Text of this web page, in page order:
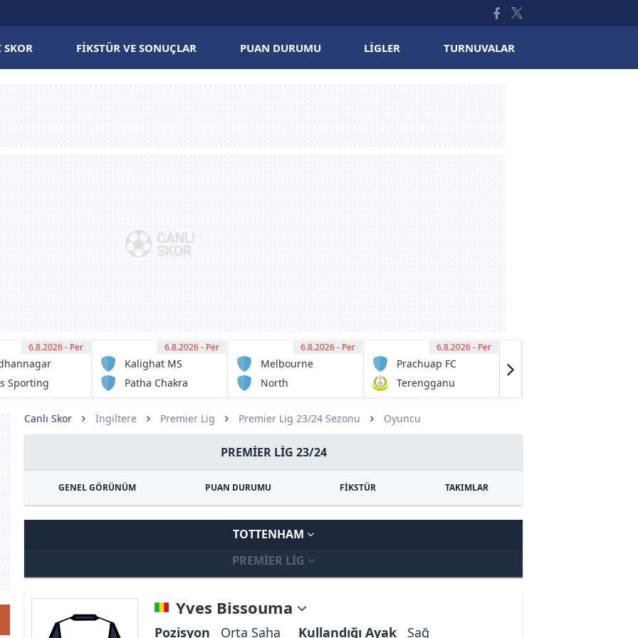
SKOR FIKSTÜR VE SONUÇLAR PUAN DURUMU LIGLER TURNUVALAR
12:30
6.8.2026 - Per
Sporting
12:30
6.8.2026 - Per
Kalighat MS
Patha Chakra
13:00
6.8.2026 - Per
Melbourne
Victory FC
North
Eagles FC
13:00
6.8.2026 - Per
Prachuap FC
Terengganu
Canlı Skor İngiltere Premier Lig Premier Lig 23/24 Sezonu Oyuncu
PREMIER LIG 23/24
GENEL GÖRÜNÜM PUAN DURUMU FİKSTÜR TAKIMLAR
TOTTENHAM
PREMIER LIG
Yves Bissouma
Pozisyon Orta Saha Kullandığı Ayak Sağ